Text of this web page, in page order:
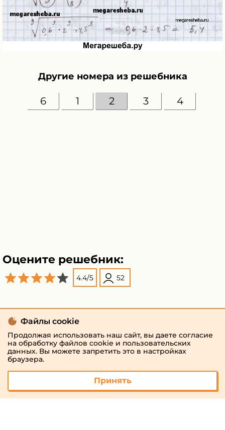
Другие номера из решебника
6 1 2 3 4
Оцените решебник:
4.4/5 52
Файлы cookie
Продолжая использовать наш сайт, вы даете согласие
на обработку файлов cookie и пользовательских
данных. Вы можете запретить это в настройках
браузера.
Принять